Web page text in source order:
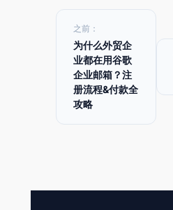
之前：
为什么外贸企
业都在用谷歌
企业邮箱？注
册流程&付款全
攻略